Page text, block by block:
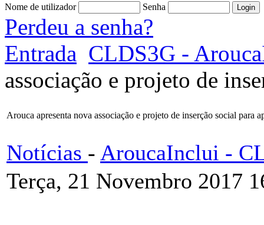
Nome de utilizador Senha
Perdeu a senha?
Entrada CLDS3G -
associação e projeto de
Arouca apresenta nova associação e projeto de inserção social para
Notícias - AroucaInclui -
Terça, 21 Novembro 2017